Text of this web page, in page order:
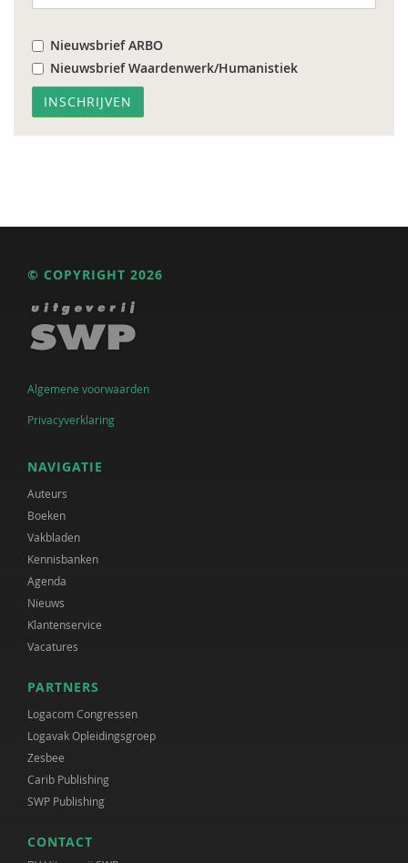
Nieuwsbrief ARBO
Nieuwsbrief Waardenwerk/Humanistiek
© COPYRIGHT 2026
Algemene voorwaarden
Privacyverklaring
NAVIGATIE
Auteurs
Boeken
Vakbladen
Kennisbanken
Agenda
Nieuws
Klantenservice
Vacatures
PARTNERS
Logacom Congressen
Logavak Opleidingsgroep
Zesbee
Carib Publishing
SWP Publishing
CONTACT